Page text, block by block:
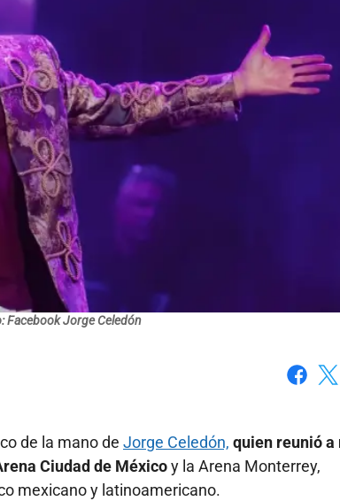
Facebook Jorge Celedón
de la mano de Jorge Celedón, quien reunió a
Ciudad de Méxicoy la Arena Monterrey,
mexicano y latinoamericano.